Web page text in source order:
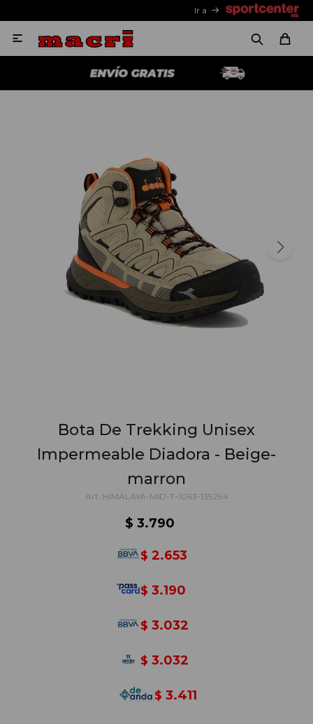
Ir a

Bota De Trekking Unisex
Impermeable Diadora - Beige-
marron
HIMALAYA-MID-T-1063-139294
$ 3.790
$ 2.653
$ 3.190
$ 3.032
$ 3.032
$ 3.411